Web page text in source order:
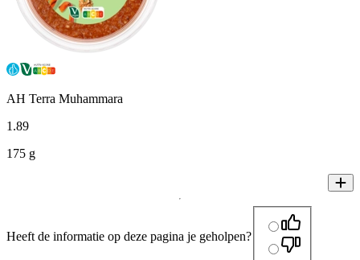
AH Terra Muhammara
1 .89
175 g
Heeft de informatie op deze pagina je geholpen?